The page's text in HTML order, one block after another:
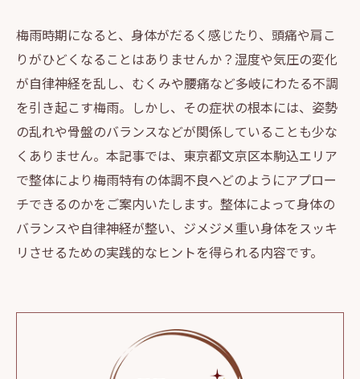
梅雨時期になると、身体がだるく感じたり、頭痛や肩こ
りがひどくなることはありませんか？湿度や気圧の変化
が自律神経を乱し、むくみや腰痛など多岐にわたる不調
を引き起こす梅雨。しかし、その症状の根本には、姿勢
の乱れや骨盤のバランスなどが関係していることも少な
くありません。本記事では、東京都文京区本駒込エリア
で整体により梅雨特有の体調不良へどのようにアプロー
チできるのかをご案内いたします。整体によって身体の
バランスや自律神経が整い、ジメジメ重い身体をスッキ
リさせるための実践的なヒントを得られる内容です。